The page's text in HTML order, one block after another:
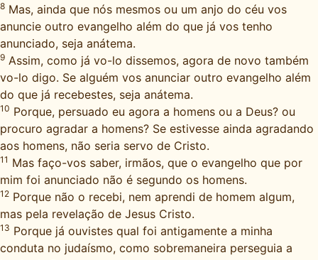
8 Mas, ainda que nós mesmos ou um anjo do céu vos
anuncie outro evangelho além do que já vos tenho
anunciado, seja anátema.
9 Assim, como já vo-lo dissemos, agora de novo também
vo-lo digo. Se alguém vos anunciar outro evangelho além
do que já recebestes, seja anátema.
10 Porque, persuado eu agora a homens ou a Deus? ou
procuro agradar a homens? Se estivesse ainda agradando
aos homens, não seria servo de Cristo.
11 Mas faço-vos saber, irmãos, que o evangelho que por
mim foi anunciado não é segundo os homens.
12 Porque não o recebi, nem aprendi de homem algum,
mas pela revelação de Jesus Cristo.
13 Porque já ouvistes qual foi antigamente a minha
conduta no judaísmo, como sobremaneira perseguia a